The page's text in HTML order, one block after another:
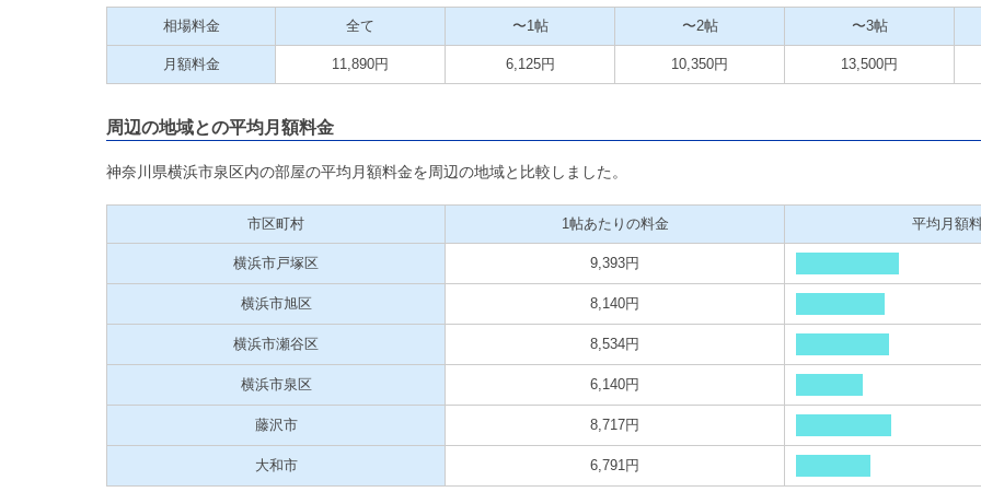
相場料金 全て 〜1帖 〜2帖 〜3帖
月額料金 11,890円 6,125円 10,350円 13,500円
周辺の地域との平均月額料金
神奈川県横浜市泉区内の部屋の平均月額料金を周辺の地域と比較しました。
市区町村 1帖あたりの料金 平均月額
横浜市戸塚区 9,393円
横浜市旭区 8,140円
横浜市瀬谷区 8,534円
横浜市泉区 6,140円
藤沢市 8,717円
大和市 6,791円